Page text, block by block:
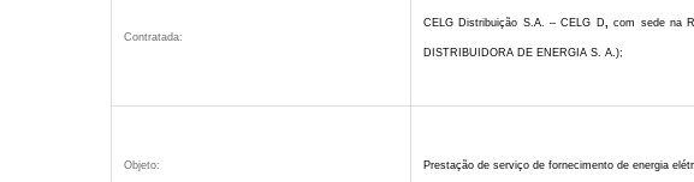
Contratada:
CELG Distribuição S.A. – CELG D,com sede na
DISTRIBUIDORA DE ENERGIA S. A.);
Objeto: Prestação de serviço de fornecimento de energia